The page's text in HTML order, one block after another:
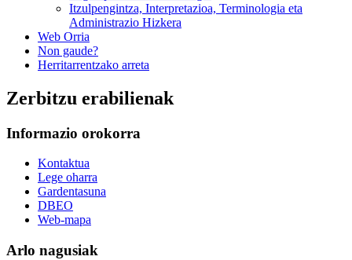
Itzulpengintza, Interpretazioa, Terminologia eta
Administrazio Hizkera
Web Orria
Non gaude?
Herritarrentzako arreta
Zerbitzu erabilienak
Informazio orokorra
Kontaktua
Lege oharra
Gardentasuna
DBEO
Web-mapa
Arlo nagusiak